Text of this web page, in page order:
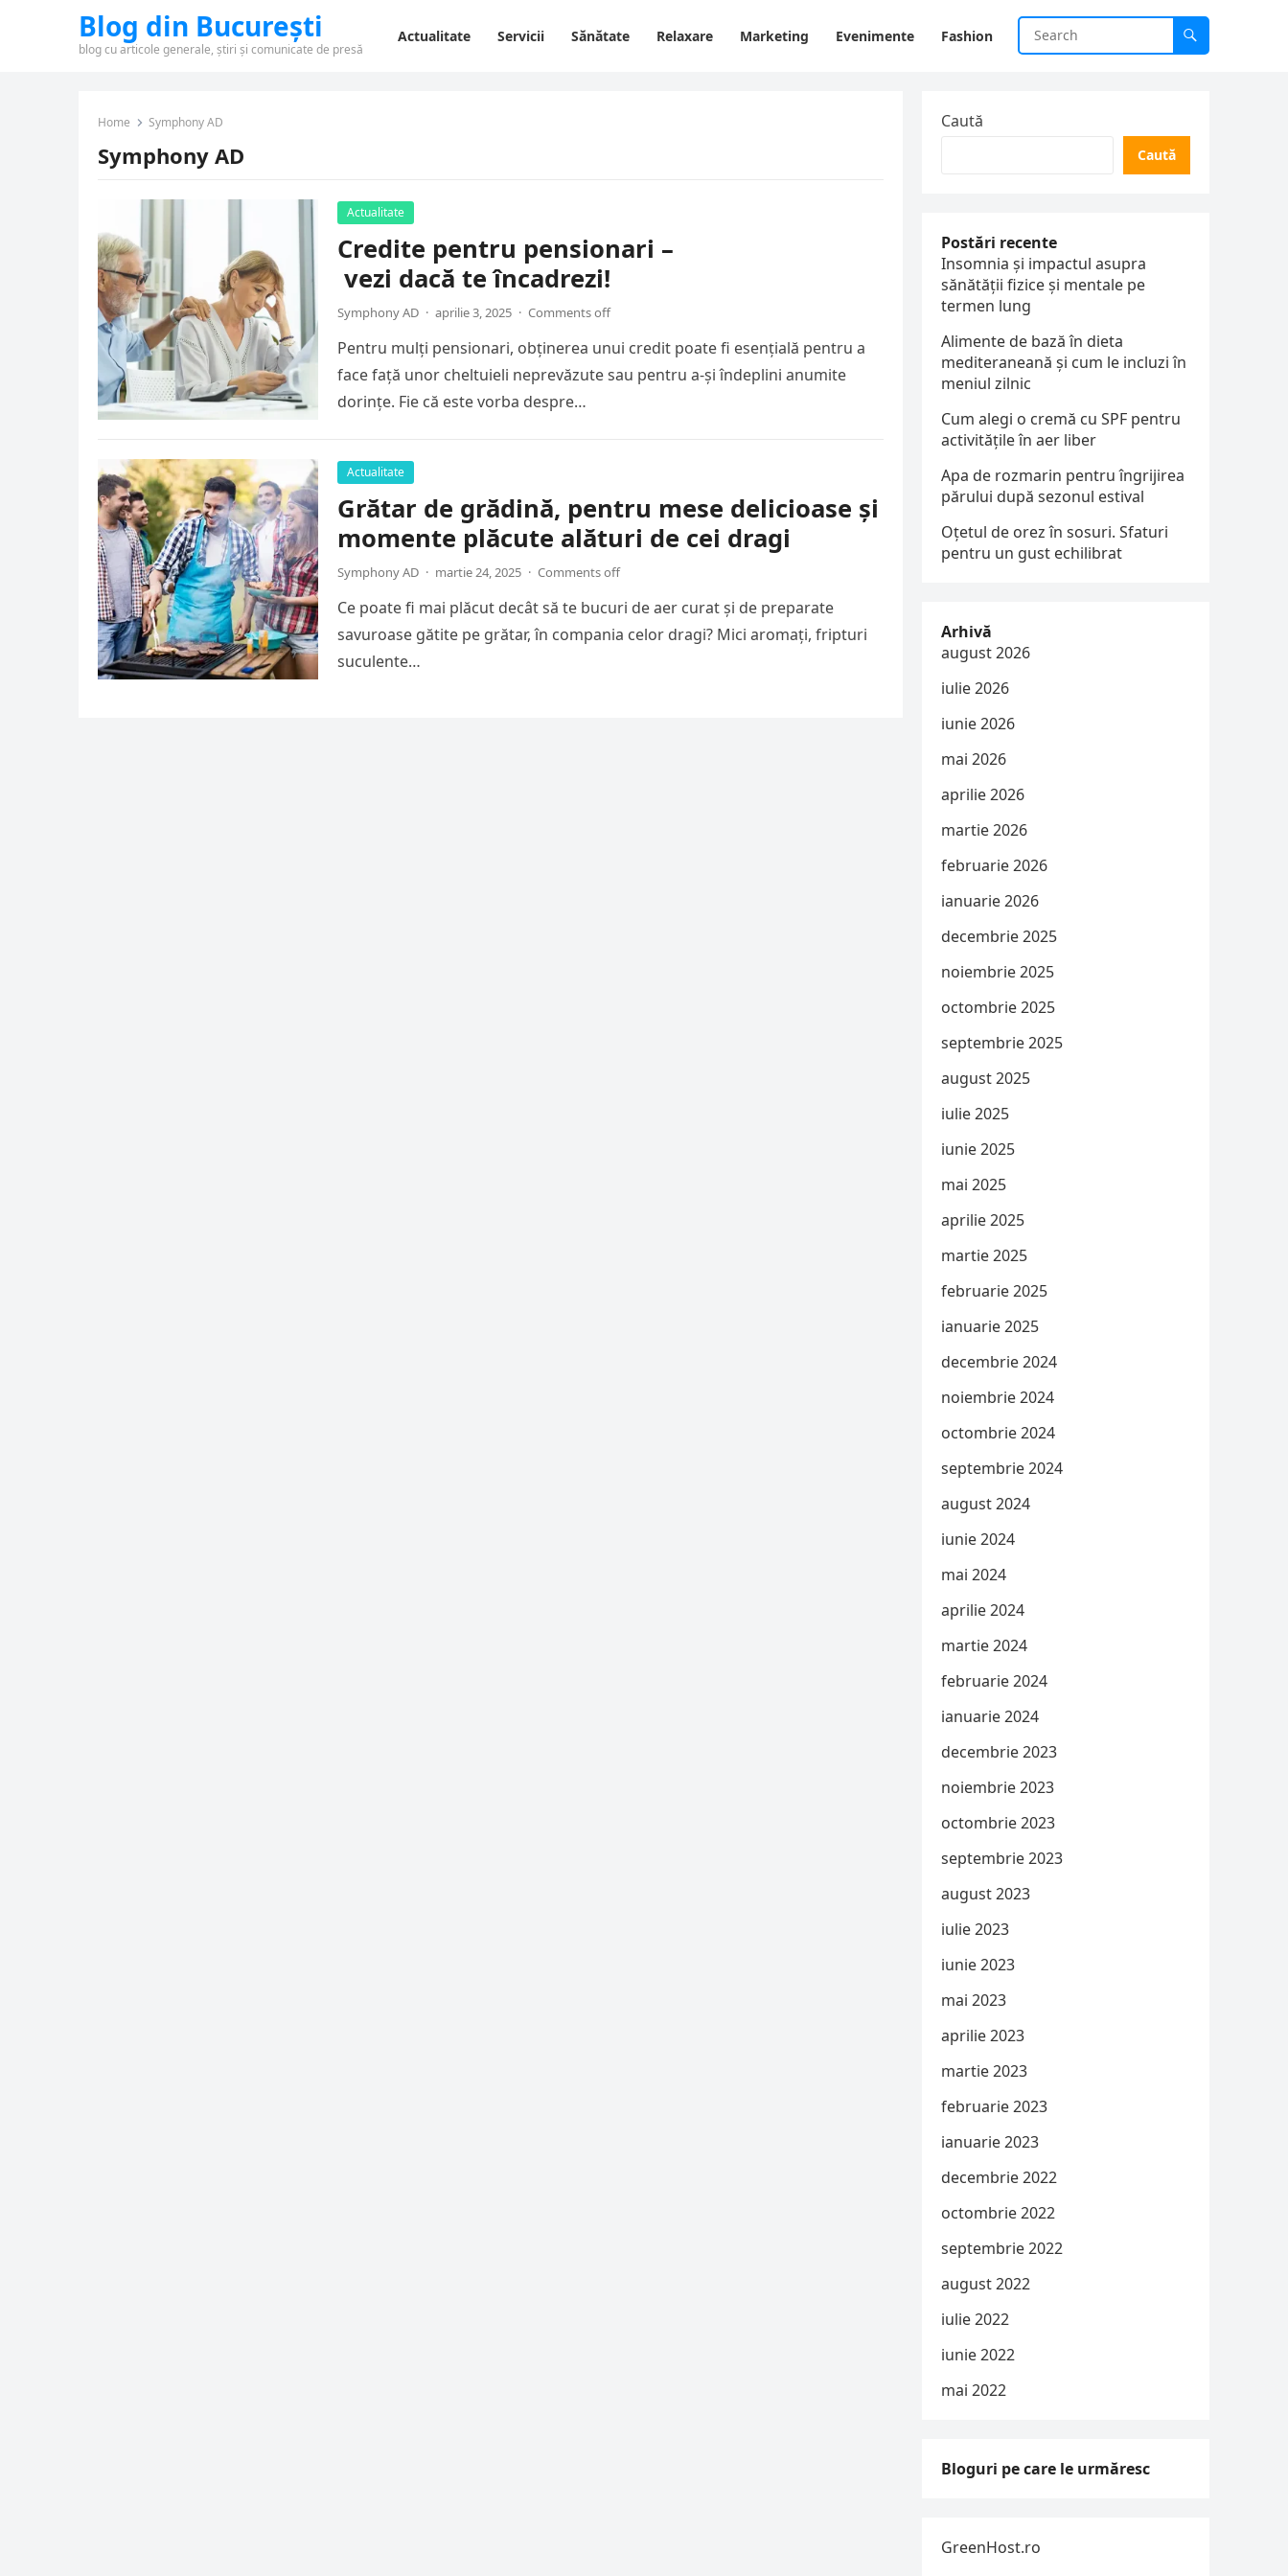
Blog din București
blog cu articole generale, știri și comunicate de presă
Actualitate Servicii Sănătate Relaxare Marketing Evenimente Fashion
Home Symphony AD
Symphony AD
Actualitate
Credite pentru pensionari –
vezi dacă te încadrezi!
Symphony AD · aprilie 3, 2025 · Comments off
Pentru mulți pensionari, obținerea unui credit poate fi esențială pentru a
face față unor cheltuieli neprevăzute sau pentru a-și îndeplini anumite
dorințe. Fie că este vorba despre…
Actualitate
Grătar de grădină, pentru mese delicioase și
momente plăcute alături de cei dragi
Symphony AD · martie 24, 2025 · Comments off
Ce poate fi mai plăcut decât să te bucuri de aer curat și de preparate
savuroase gătite pe grătar, în compania celor dragi? Mici aromați, fripturi
suculente…
Caută
Caută
Postări recente
Insomnia și impactul asupra
sănătății fizice și mentale pe
termen lung
Alimente de bază în dieta
mediteraneană și cum le incluzi în
meniul zilnic
Cum alegi o cremă cu SPF pentru
activitățile în aer liber
Apa de rozmarin pentru îngrijirea
părului după sezonul estival
Oțetul de orez în sosuri. Sfaturi
pentru un gust echilibrat
Arhivă
august 2026
iulie 2026
iunie 2026
mai 2026
aprilie 2026
martie 2026
februarie 2026
ianuarie 2026
decembrie 2025
noiembrie 2025
octombrie 2025
septembrie 2025
august 2025
iulie 2025
iunie 2025
mai 2025
aprilie 2025
martie 2025
februarie 2025
ianuarie 2025
decembrie 2024
noiembrie 2024
octombrie 2024
septembrie 2024
august 2024
iunie 2024
mai 2024
aprilie 2024
martie 2024
februarie 2024
ianuarie 2024
decembrie 2023
noiembrie 2023
octombrie 2023
septembrie 2023
august 2023
iulie 2023
iunie 2023
mai 2023
aprilie 2023
martie 2023
februarie 2023
ianuarie 2023
decembrie 2022
octombrie 2022
septembrie 2022
august 2022
iulie 2022
iunie 2022
mai 2022
Bloguri pe care le urmăresc
GreenHost.ro